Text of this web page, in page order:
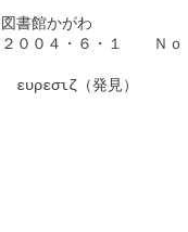
図書館かがわ
２００４・６・１　　Ｎ
ευρεσιζ（発見）
［＃写